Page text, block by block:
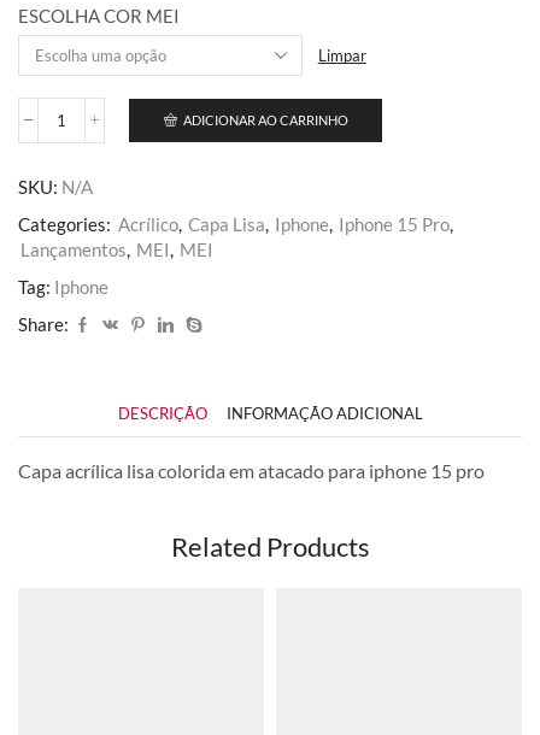
através
R$ 110,00
ESCOLHA COR MEI
Limpar
iPhone
quantidade
ADICIONAR AO CARRINHO
SKU: N/A
Categories: Acrílico, Capa Lisa, Iphone, Iphone 15 Pro,
Lançamentos, MEI, MEI
Tag: Iphone
Share:
DESCRIÇÃO INFORMAÇÃO ADICIONAL
Capa acrílica lisa colorida em atacado para iphone 15 pro
Related Products